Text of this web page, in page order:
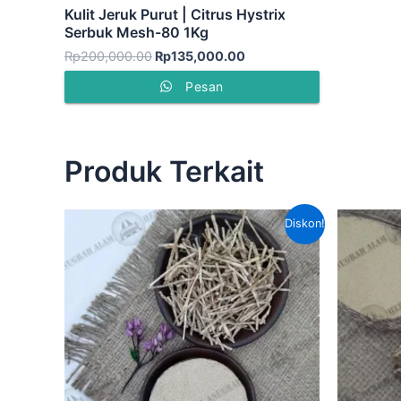
Kulit Jeruk Purut | Citrus Hystrix
Serbuk Mesh-80 1Kg
Rp200,000.00 Rp135,000.00
Pesan
Produk Terkait
Diskon!
Harga
aslinya
adalah:
Rp60,000.00.
Harga
saat
ini
adalah:
Rp45,000.00.